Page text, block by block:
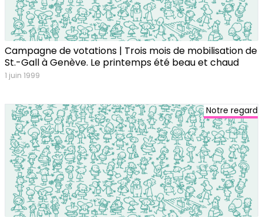
Campagne de votations | Trois mois de mobilisation de
St.-Gall à Genève. Le printemps été beau et chaud
1 juin 1999
Notre regard